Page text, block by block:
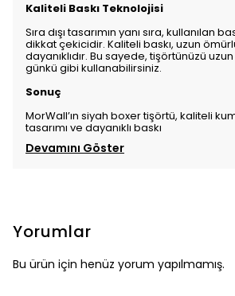
Kaliteli Baskı Teknolojisi
Sıra dışı tasarımın yanı sıra, kullanılan
dikkat çekicidir. Kaliteli baskı, uzun
dayanıklıdır. Bu sayede, tişörtünüzü
günkü gibi kullanabilirsiniz.
Sonuç
MorWall’ın siyah boxer tişörtü, kaliteli
tasarımı ve dayanıklı baskı
Devamını Göster
Yorumlar
Bu ürün için henüz yorum yapılmamış.